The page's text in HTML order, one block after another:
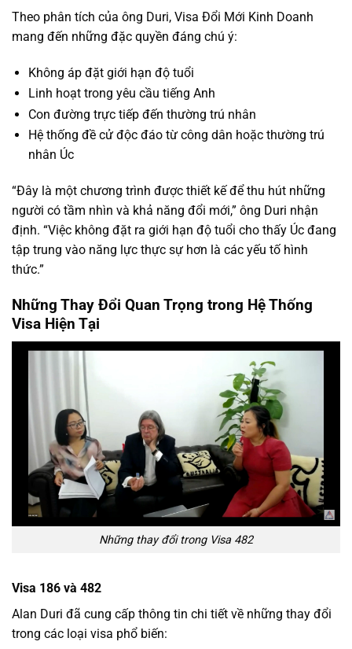
Theo phân tích của ông Duri, Visa Đổi Mới Kinh Doanh
mang đến những đặc quyền đáng chú ý:
Không áp đặt giới hạn độ tuổi
Linh hoạt trong yêu cầu tiếng Anh
Con đường trực tiếp đến thường trú nhân
Hệ thống đề cử độc đáo từ công dân hoặc thường trú
nhân Úc
“Đây là một chương trình được thiết kế để thu hút những
người có tầm nhìn và khả năng đổi mới,” ông Duri nhận
định. “Việc không đặt ra giới hạn độ tuổi cho thấy Úc đang
tập trung vào năng lực thực sự hơn là các yếu tố hình
thức.”
Những Thay Đổi Quan Trọng trong Hệ Thống
Visa Hiện Tại
Những thay đổi trong Visa 482
Visa 186 và 482
Alan Duri đã cung cấp thông tin chi tiết về những thay đổi
trong các loại visa phổ biến: